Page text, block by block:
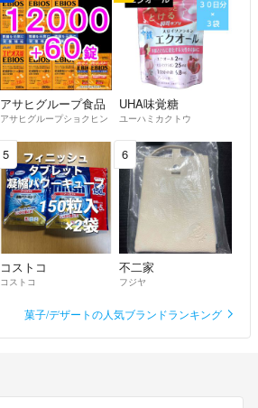
アサヒグループ食品
アサヒグループショクヒン
UHA味覚糖
ユーハミカクトウ
5
コストコ
コストコ
6
不二家
フジヤ
菓子/デザートの人気ブランドランキング